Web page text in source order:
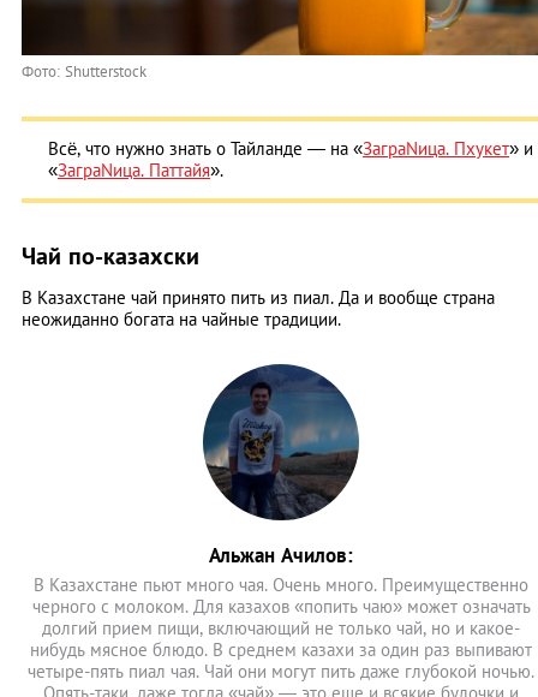
Фото: Shutterstock
Всё, что нужно знать о Тайланде — на «ЗаграNица. Пхукет» и
«ЗаграNица. Паттайя».
Чай по-казахски
В Казахстане чай принято пить из пиал. Да и вообще страна
неожиданно богата на чайные традиции.
Альжан Ачилов:
В Казахстане пьют много чая. Очень много. Преимущественно
черного с молоком. Для казахов «попить чаю» может означать
долгий прием пищи, включающий не только чай, но и какое-
нибудь мясное блюдо. В среднем казахи за один раз выпивают
четыре-пять пиал чая. Чай они могут пить даже глубокой ночью.
Опять-таки, даже тогда «чай» — это еще и всякие булочки и